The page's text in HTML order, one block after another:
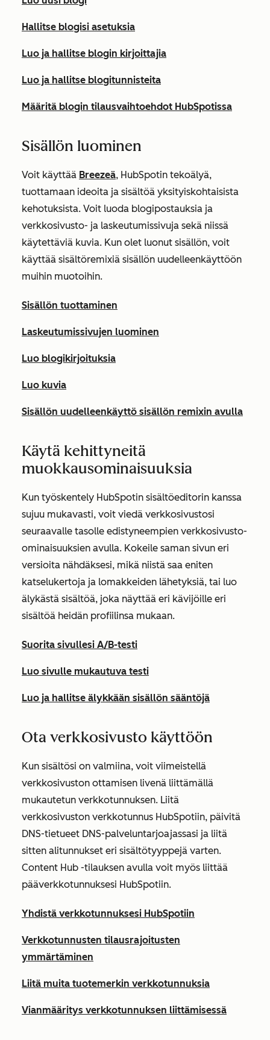
Hallitse blogisi asetuksia
Luo ja hallitse blogin kirjoittajia
Luo ja hallitse blogitunnisteita
Määritä blogin tilausvaihtoehdot HubSpotissa
Sisällön luominen
Voit käyttää Breezeä, HubSpotin tekoälyä,
tuottamaan ideoita ja sisältöä yksityiskohtaisista
kehotuksista. Voit luoda blogipostauksia ja
verkkosivusto- ja laskeutumissivuja sekä niissä
käytettäviä kuvia. Kun olet luonut sisällön, voit
käyttää sisältöremixiä sisällön uudelleenkäyttöön
muihin muotoihin.
Sisällön tuottaminen
Laskeutumissivujen luominen
Luo blogikirjoituksia
Luo kuvia
Sisällön uudelleenkäyttö sisällön remixin avulla
Käytä kehittyneitä
muokkausominaisuuksia
Kun työskentely HubSpotin sisältöeditorin kanssa
sujuu mukavasti, voit viedä verkkosivustosi
seuraavalle tasolle edistyneempien verkkosivusto-
ominaisuuksien avulla. Kokeile saman sivun eri
versioita nähdäksesi, mikä niistä saa eniten
katselukertoja ja lomakkeiden lähetyksiä, tai luo
älykästä sisältöä, joka näyttää eri kävijöille eri
sisältöä heidän profiilinsa mukaan.
Suorita sivullesi A/B-testi
Luo sivulle mukautuva testi
Luo ja hallitse älykkään sisällön sääntöjä
Ota verkkosivusto käyttöön
Kun sisältösi on valmiina, voit viimeistellä
verkkosivuston ottamisen livenä liittämällä
mukautetun verkkotunnuksen. Liitä
verkkosivuston verkkotunnus HubSpotiin, päivitä
DNS-tietueet DNS-palveluntarjoajassasi ja liitä
sitten alitunnukset eri sisältötyyppejä varten.
Content Hub -tilauksen avulla voit myös liittää
pääverkkotunnuksesi HubSpotiin.
Yhdistä verkkotunnuksesi HubSpotiin
Verkkotunnusten tilausrajoitusten
ymmärtäminen
Liitä muita tuotemerkin verkkotunnuksia
Vianmääritys verkkotunnuksen liittämisessä